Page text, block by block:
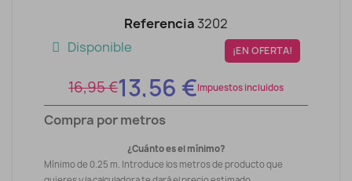
Referencia 3202
Disponible
¡EN OFERTA!
16,95 €13,56 €Impuestos incluidos
Compra por metros
¿Cuánto es el mínimo?
Mínimo de 0.25 m. Introduce los metros de producto que